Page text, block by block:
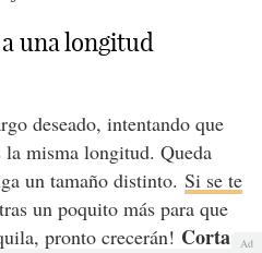
una longitud
deseado, intentando que
la misma longitud. Queda
un tamaño distinto. Si se te
un poquito más para que
pronto crecerán! Corta
Ad